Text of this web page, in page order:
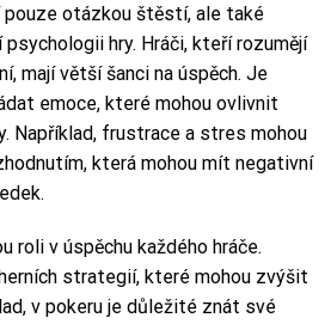
pouze otázkou štěstí, ale také
hry. Hráči, kteří rozumějí
mají větší šanci na úspěch. Je
emoce, které mohou ovlivnit
Například, frustrace a stres mohou
která mohou mít negativní
roli v úspěchu každého hráče.
strategií, které mohou zvýšit
v pokeru je důležité znát své